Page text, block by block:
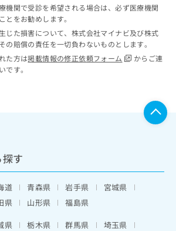
機関で受診を希望される場合は、必ず医療機関
とをお勧めします。
じた損害について、株式会社マイナビ及び株式
の賠償の責任を一切負わないものとします。
た方は掲載情報の修正依頼フォーム
からご連
です。
す
道 青森県 岩手県
宮城県
県
山形県
福島県
県 栃木県 群馬県
埼玉県